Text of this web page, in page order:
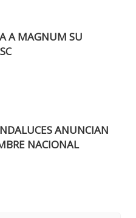
A MAGNUM SU
ANUNCIAN
NACIONAL